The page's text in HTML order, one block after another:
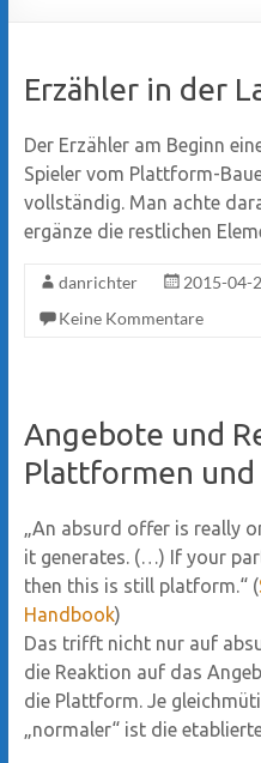
Erzähler in der
Der Erzähler am Beginn
Spieler vom Plattform-
vollständig. Man achte
ergänze die restlichen
danrichter 2015-04-
Keine Kommentare
Angebote und
Plattformen und
„An absurd offer is really
it generates. (…) If your
then this is still platform.“ (
Handbook)
Das trifft nicht nur auf
die Reaktion auf das
die Plattform. Je
„normaler“ ist die